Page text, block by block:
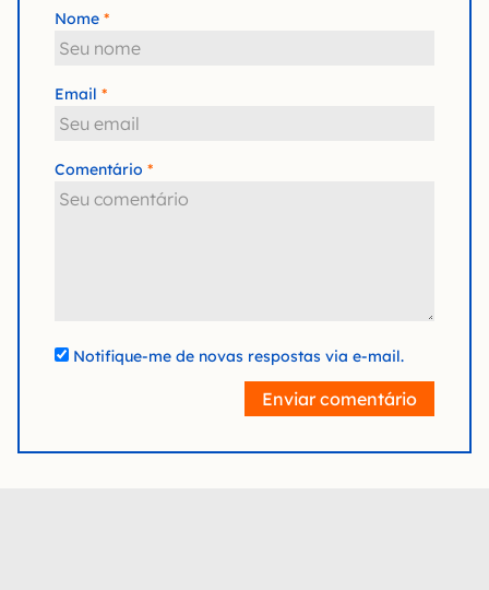
Nome
Email
Comentário
Notifique-me de novas respostas via e-mail.
Enviar comentário